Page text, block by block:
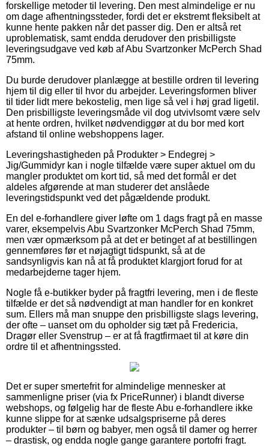
forskellige metoder til levering. Den mest almindelige er nu
om dage afhentningssteder, fordi det er ekstremt fleksibelt at
kunne hente pakken når det passer dig. Den er altså ret
uproblematisk, samt endda derudover den prisbilligste
leveringsudgave ved køb af Abu Svartzonker McPerch Shad
75mm.
Du burde derudover planlægge at bestille ordren til levering
hjem til dig eller til hvor du arbejder. Leveringsformen bliver
til tider lidt mere bekostelig, men lige så vel i høj grad ligetil.
Den prisbilligste leveringsmåde vil dog utvivlsomt være selv
at hente ordren, hvilket nødvendiggør at du bor med kort
afstand til online webshoppens lager.
Leveringshastigheden på Produkter > Endegrej >
Jig/Gummidyr kan i nogle tilfælde være super aktuel om du
mangler produktet om kort tid, så med det formål er det
aldeles afgørende at man studerer det anslåede
leveringstidspunkt ved det pågældende produkt.
En del e-forhandlere giver løfte om 1 dags fragt på en masse
varer, eksempelvis Abu Svartzonker McPerch Shad 75mm,
men vær opmærksom på at det er betinget af at bestillingen
gennemføres før et nøjagtigt tidspunkt, så at de
sandsynligvis kan nå at få produktet klargjort forud for at
medarbejderne tager hjem.
Nogle få e-butikker byder på fragtfri levering, men i de fleste
tilfælde er det så nødvendigt at man handler for en konkret
sum. Ellers må man snuppe den prisbilligste slags levering,
der ofte – uanset om du opholder sig tæt på Fredericia,
Dragør eller Svenstrup – er at få fragtfirmaet til at køre din
ordre til et afhentningssted.
Det er super smertefrit for almindelige mennesker at
sammenligne priser (via fx PriceRunner) i blandt diverse
webshops, og følgelig har de fleste Abu e-forhandlere ikke
kunne slippe for at sænke udsalgspriserne på deres
produkter – til børn og babyer, men også til damer og herrer
– drastisk, og endda nogle gange garantere portofri fragt.